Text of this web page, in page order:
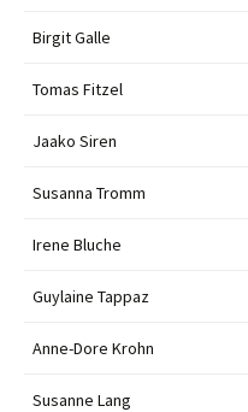
Birgit Galle
Tomas Fitzel
Jaako Siren
Susanna Tromm
Irene Bluche
Guylaine Tappaz
Anne-Dore Krohn
Susanne Lang